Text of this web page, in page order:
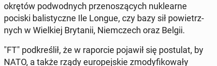
okrętów pod­wod­nych prze­no­szą­cych nu­kle­ar­ne
pociski ba­li­stycz­ne Ile Longue, czy bazy sił po­wietrz­
nych w Wiel­kiej Bry­ta­nii, Niem­czech oraz Belgii.
"FT" pod­kre­ślił, że w ra­por­cie pojawił się po­stu­lat, by
NATO, a także rządy eu­ro­pej­skie zmo­dy­fi­ko­wa­ły